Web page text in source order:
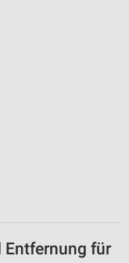
Entfernung für